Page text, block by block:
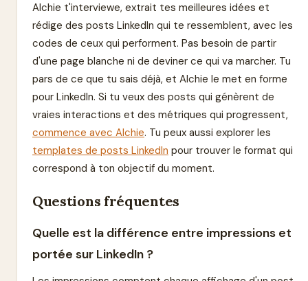
Alchie t'interviewe, extrait tes meilleures idées et
rédige des posts LinkedIn qui te ressemblent, avec les
codes de ceux qui performent. Pas besoin de partir
d'une page blanche ni de deviner ce qui va marcher. Tu
pars de ce que tu sais déjà, et Alchie le met en forme
pour LinkedIn. Si tu veux des posts qui génèrent de
vraies interactions et des métriques qui progressent,
commence avec Alchie. Tu peux aussi explorer les
templates de posts LinkedIn pour trouver le format qui
correspond à ton objectif du moment.
Questions fréquentes
Quelle est la différence entre impressions et
portée sur LinkedIn ?